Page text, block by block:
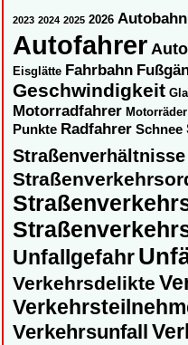
2023 2024 2025 2026 Autobahn
Autofahrer
Eisglätte Fahrbahn
Geschwindigkeit
Motorradfahrer Motorräder
Punkte Radfahrer Schnee
Straßenverhältnisse
Unfallgefahr
Verkehrsdelikte
Verkehrsunfall